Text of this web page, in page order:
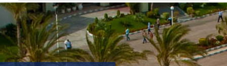
القبول والتسجيل
الدراسات الأكاديمية